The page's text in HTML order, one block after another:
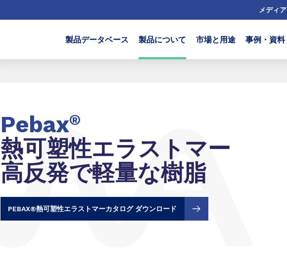
メディア
製品データベース 製品について 市場と用途 事例・資料
Pebax®
熱可塑性エラストマー
高反発で軽量な樹脂
PEBAX®熱可塑性エラストマーカタログ ダウンロード